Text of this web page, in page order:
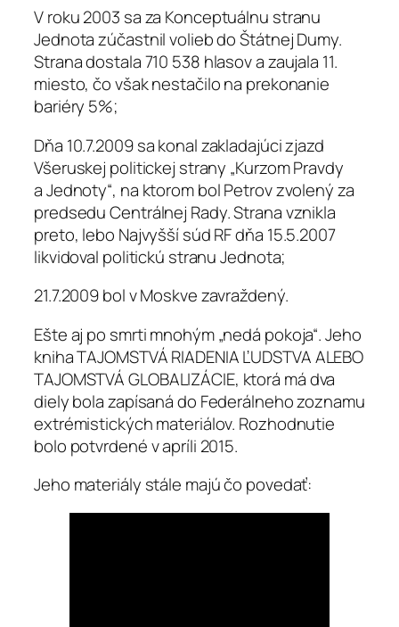
V roku 2003 sa za Konceptuálnu stranu
Jednota zúčastnil volieb do Štátnej Dumy.
Strana dostala 710 538 hlasov a zaujala 11.
miesto, čo však nestačilo na prekonanie
bariéry 5%;
Dňa 10.7.2009 sa konal zakladajúci zjazd
Všeruskej politickej strany „Kurzom Pravdy
a Jednoty“, na ktorom bol Petrov zvolený za
predsedu Centrálnej Rady. Strana vznikla
preto, lebo Najvyšší súd RF dňa 15.5.2007
likvidoval politickú stranu Jednota;
21.7.2009 bol v Moskve zavraždený.
Ešte aj po smrti mnohým „nedá pokoja“. Jeho
kniha TAJOMSTVÁ RIADENIA ĽUDSTVA ALEBO
TAJOMSTVÁ GLOBALIZÁCIE, ktorá má dva
diely bola zapísaná do Federálneho zoznamu
extrémistických materiálov. Rozhodnutie
bolo potvrdené v apríli 2015.
Jeho materiály stále majú čo povedať: